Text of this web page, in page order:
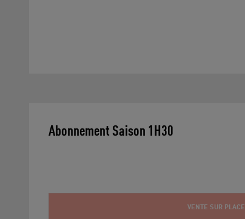
Abonnement Saison 1H30
VENTE SUR PLACE